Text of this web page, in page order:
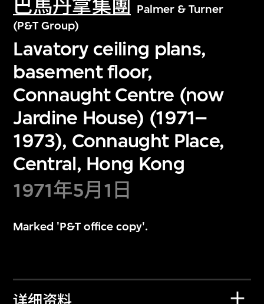
巴馬丹拿集團
Palmer & Turner
(P&T Group)
Lavatory ceiling plans,
basement floor,
Connaught Centre (now
Jardine House) (1971–
1973), Connaught Place,
Central, Hong Kong
1971年5月1日
Marked 'P&T office copy'.